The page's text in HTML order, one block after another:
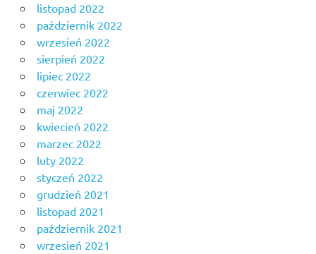
listopad 2022
październik 2022
wrzesień 2022
sierpień 2022
lipiec 2022
czerwiec 2022
maj 2022
kwiecień 2022
marzec 2022
luty 2022
styczeń 2022
grudzień 2021
listopad 2021
październik 2021
wrzesień 2021